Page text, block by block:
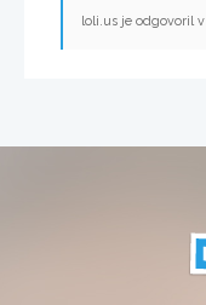
loli.us je odgovoril v